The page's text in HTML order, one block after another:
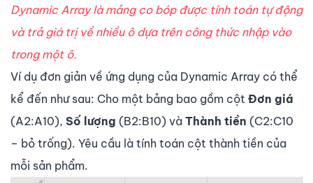
Dynamic Array là mảng co bóp được tính toán tự động
và trả giá trị về nhiều ô dựa trên công thức nhập vào
trong một ô.
Ví dụ đơn giản về ứng dụng của Dynamic Array có thể
kể đến như sau: Cho một bảng bao gồm cột Đơn giá
(A2:A10), Số lượng (B2:B10) và Thành tiền (C2:C10
– bỏ trống). Yêu cầu là tính toán cột thành tiền của
mỗi sản phẩm.